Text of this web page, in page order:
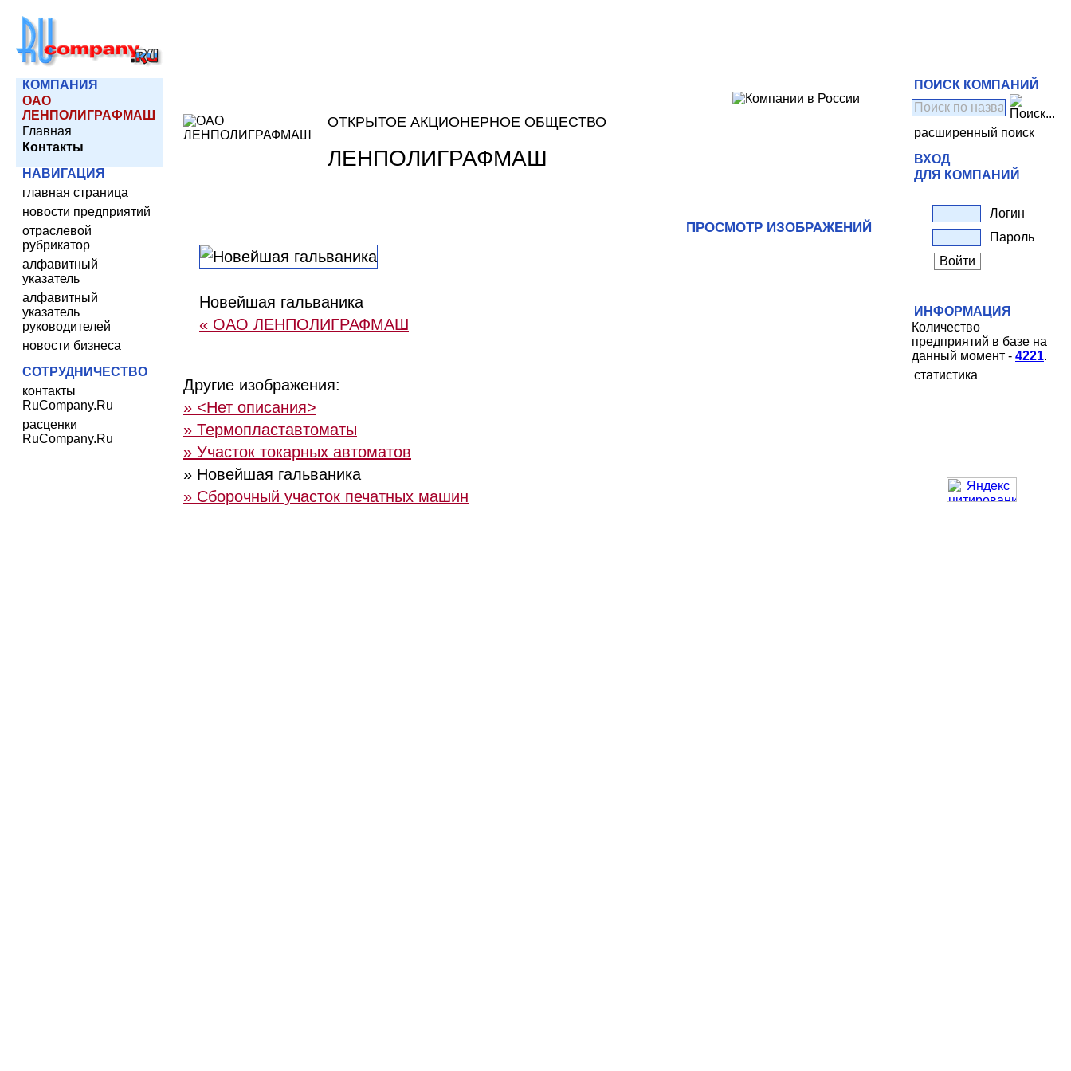
КОМПАНИЯ
ОАО
ЛЕНПОЛИГРАФМАШ
Главная
Контакты
НАВИГАЦИЯ
главная страница
новости предприятий
отраслевой
рубрикатор
алфавитный
указатель
алфавитный
указатель
руководителей
новости бизнеса
СОТРУДНИЧЕСТВО
контакты
RuCompany.Ru
расценки
RuCompany.Ru
ОТКРЫТОЕ АКЦИОНЕРНОЕ ОБЩЕСТВО
ЛЕНПОЛИГРАФМАШ
ПРОСМОТР ИЗОБРАЖЕНИЙ
Новейшая гальваника
« ОАО ЛЕНПОЛИГРАФМАШ
Другие изображения:
» <Нет описания>
» Термопластавтоматы
» Участок токарных автоматов
» Новейшая гальваника
» Сборочный участок печатных машин
ПОИСК КОМПАНИЙ
расширенный поиск
ВХОД
ДЛЯ КОМПАНИЙ
Логин
Пароль
ИНФОРМАЦИЯ
Количество
предприятий в базе на
данный момент - 4221.
статистика